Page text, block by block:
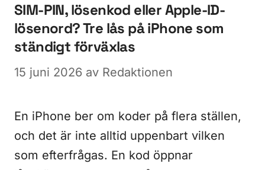
SIM-PIN, lösenkod eller Apple-ID-
lösenord? Tre lås på iPhone som
ständigt förväxlas
15 juni 2026 av Redaktionen
En iPhone ber om koder på flera ställen,
och det är inte alltid uppenbart vilken
som efterfrågas. En kod öppnar